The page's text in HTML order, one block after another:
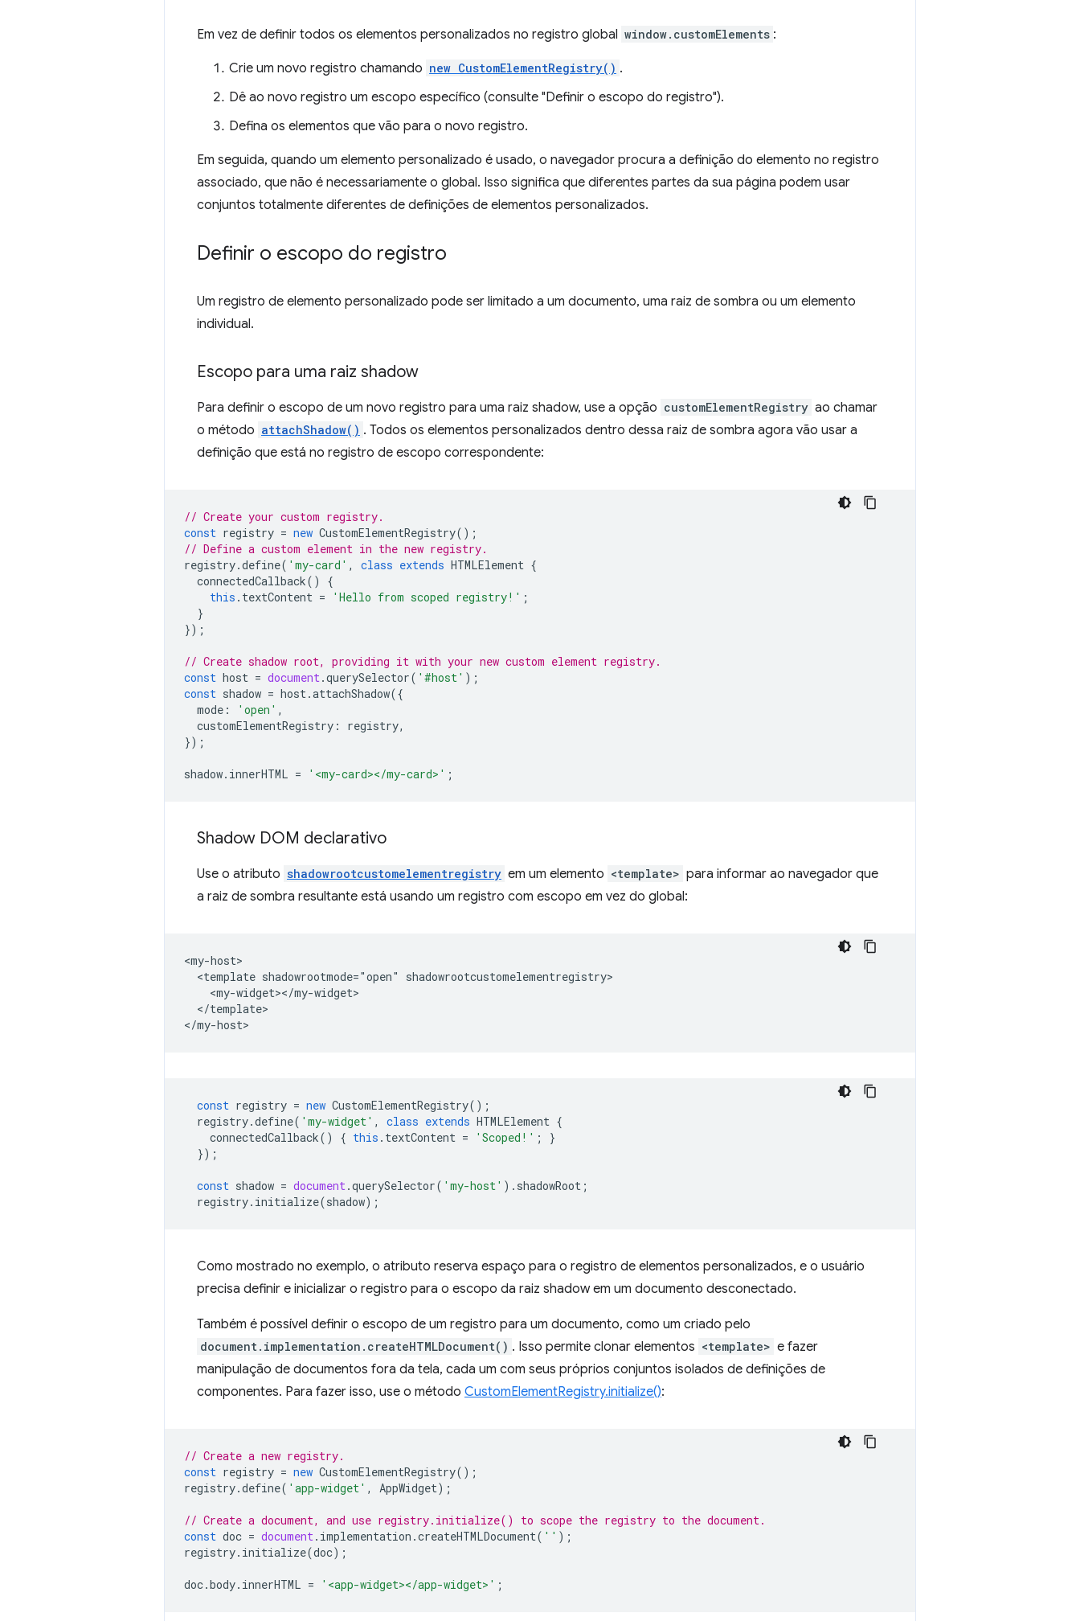
Em vez de definir todos os elementos personalizados no registro global window.customElements :
Crie um novo registro chamando new CustomElementRegistry() .
Dê ao novo registro um escopo específico (consulte "Definir o escopo do registro").
Defina os elementos que vão para o novo registro.
Em seguida, quando um elemento personalizado é usado, o navegador procura a definição do elemento no registro
associado, que não é necessariamente o global. Isso significa que diferentes partes da sua página podem usar
conjuntos totalmente diferentes de definições de elementos personalizados.
Definir o escopo do registro
Um registro de elemento personalizado pode ser limitado a um documento, uma raiz de sombra ou um elemento
individual.
Escopo para uma raiz shadow
Para definir o escopo de um novo registro para uma raiz shadow, use a opção customElementRegistry ao chamar
o método attachShadow() . Todos os elementos personalizados dentro dessa raiz de sombra agora vão usar a
definição que está no registro de escopo correspondente:
// Create your custom registry.
const registry = new CustomElementRegistry();
// Define a custom element in the new registry.
registry.define( 'my-card' , class extends HTMLElement {
connectedCallback()
{
this . textContent = 'Hello from scoped registry!' ;
}
});
// Create shadow root, providing it with your new custom element registry.
const host = document.querySelector( '#host' );
const shadow = host.attachShadow({
mode : 'open' ,
customElementRegistry : registry,
});
shadow. innerHTML = '<my-card></my-card>' ;
Shadow DOM declarativo
Use o atributo shadowrootcustomelementregistry em um elemento <template> para informar ao navegador que
a raiz de sombra resultante está usando um registro com escopo em vez do global:
<my-host>
  <template shadowrootmode="open" shadowrootcustomelementregistry>
    <my-widget></my-widget>
  </template>
const registry = new CustomElementRegistry();
registry.define( 'my-widget' , class extends HTMLElement {
connectedCallback() { this . textContent = 'Scoped!' ;
}
});
const shadow = document.querySelector( 'my-host' ). shadowRoot ;
registry. initialize(shadow);
Como mostrado no exemplo, o atributo reserva espaço para o registro de elementos personalizados, e o usuário
precisa definir e inicializar o registro para o escopo da raiz shadow em um documento desconectado.
Também é possível definir o escopo de um registro para um documento, como um criado pelo
document.implementation.createHTMLDocument() . Isso permite clonar elementos <template> e fazer
manipulação de documentos fora da tela, cada um com seus próprios conjuntos isolados de definições de
componentes. Para fazer isso, use o método CustomElementRegistry.initialize():
// Create a new registry.
const registry = new CustomElementRegistry();
registry.define( 'app-widget' , AppWidget);
// Create a document, and use registry.initialize() to scope the registry to the document.
const doc = document. implementation .createHTMLDocument( '' );
registry. initialize(doc);
doc.body. innerHTML = '<app-widget></app-widget>' ;